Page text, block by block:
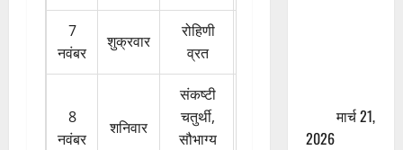
7
नवंबर
शुक्रवार
रोहिणी
व्रत
8
नवंबर
शनिवार
संकष्टी
चतुर्थी,
सौभाग्य
मार्च 21,
2026